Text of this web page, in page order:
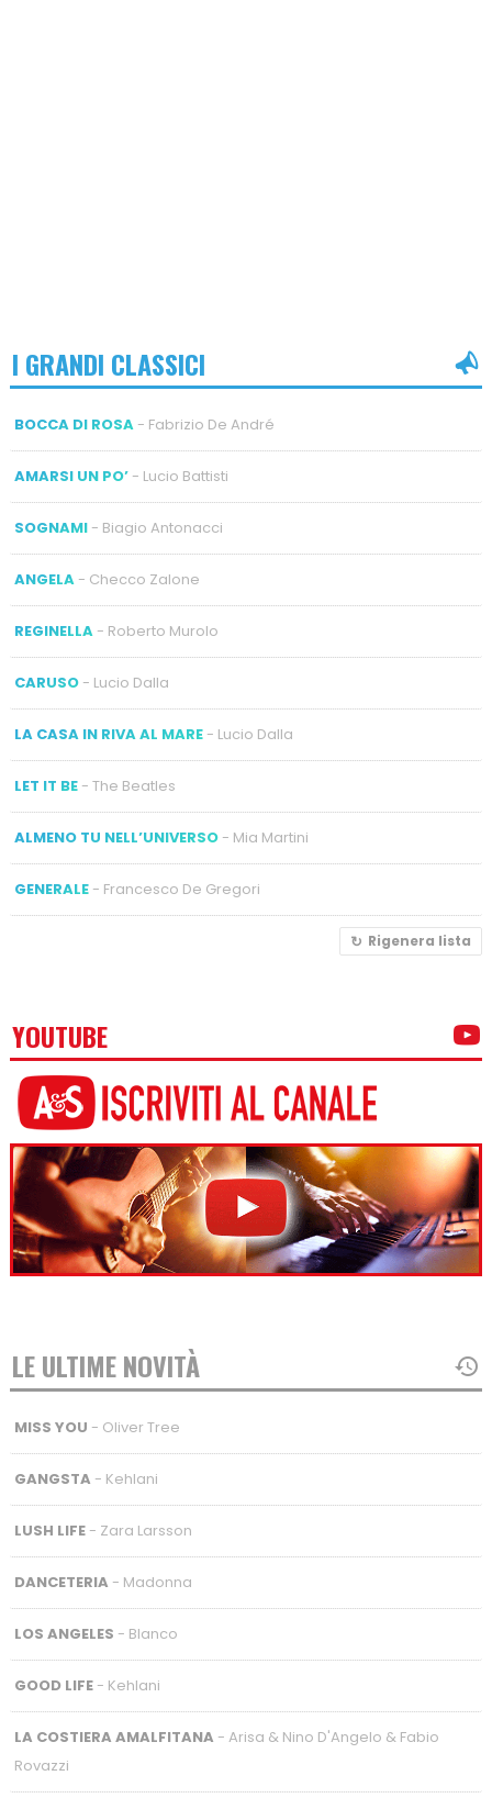
I GRANDI CLASSICI
BOCCA DI ROSA- Fabrizio De André
AMARSI UN PO’- Lucio Battisti
SOGNAMI- Biagio Antonacci
ANGELA- Checco Zalone
REGINELLA- Roberto Murolo
CARUSO- Lucio Dalla
LA CASA IN RIVA AL MARE- Lucio Dalla
LET IT BE- The Beatles
ALMENO TU NELL’UNIVERSO- Mia Martini
GENERALE- Francesco De Gregori
Rigenera lista
YOUTUBE
LE ULTIME NOVITÀ
MISS YOU - Oliver Tree
GANGSTA - Kehlani
LUSH LIFE- Zara Larsson
DANCETERIA - Madonna
LOS ANGELES - Blanco
GOOD LIFE- Kehlani
LA COSTIERA AMALFITANA - Arisa & Nino D'Angelo & Fabio
Rovazzi